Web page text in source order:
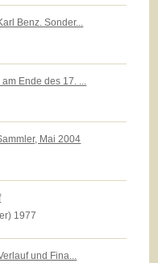
Benz. Sonder...
Ende des 17. ...
Mai 2004
1977
und Fina...